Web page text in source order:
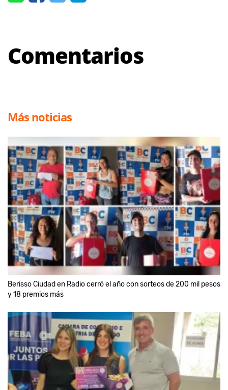
Comentarios
Más noticias
Berisso Ciudad en Radio cerró el año con sorteos de 200 mil pesos
y 18 premios más